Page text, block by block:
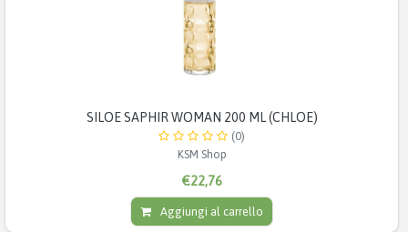
SILOE SAPHIR WOMAN 200 ML (CHLOE)
(0)
KSM Shop
€22,76
Aggiungi al carrello